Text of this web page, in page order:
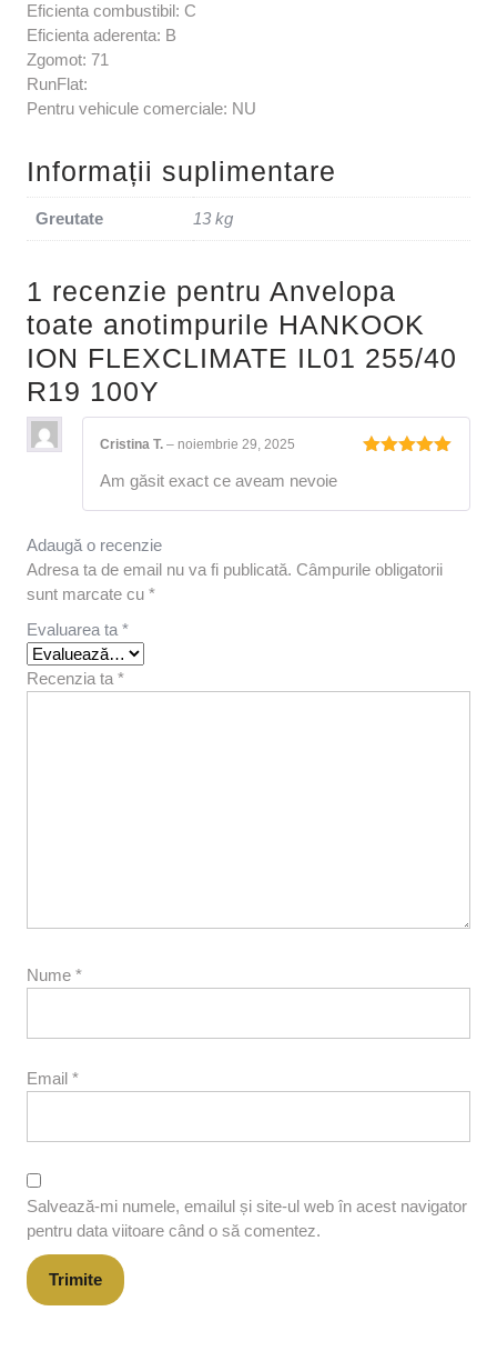
Eficienta combustibil: C
Eficienta aderenta: B
Zgomot: 71
RunFlat:
Pentru vehicule comerciale: NU
Informații suplimentare
Greutate 13 kg
1 recenzie pentru Anvelopa
toate anotimpurile HANKOOK
ION FLEXCLIMATE IL01 255/40
R19 100Y
Cristina T. – noiembrie 29, 2025
Am găsit exact ce aveam nevoie
Adaugă o recenzie
Adresa ta de email nu va fi publicată. Câmpurile obligatorii
sunt marcate cu *
Evaluarea ta *
Recenzia ta *
Nume *
Email *
Salvează-mi numele, emailul și site-ul web în acest navigator
pentru data viitoare când o să comentez.